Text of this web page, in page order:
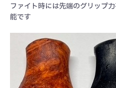
ファイト時には先端のグリップ
能です